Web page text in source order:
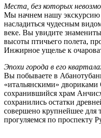
Места, без которых
Мы начнем нашу экскурсию
насладиться чудесным
веке. Вы увидите
высоты птичьего полета,
Инжирное ущелье к
Эпохи города в его
Вы побываете в
«итальянскими»
сохранившийся храм
сохранились остатки
совершено крупнейшее для
прогуляемся по проспекту